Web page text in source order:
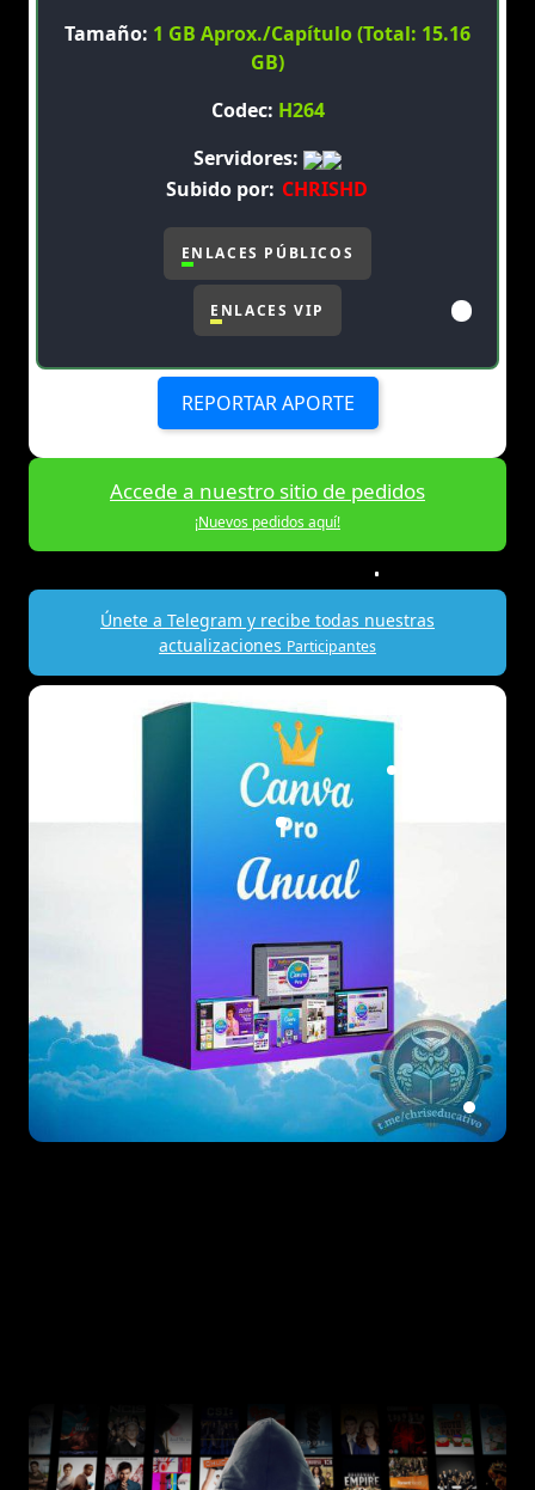
Tamaño: 1 GB Aprox./Capítulo (Total: 15.16
GB)
Codec: H264
Servidores:
Subido por: CHRISHD
ENLACES PÚBLICOS
ENLACES VIP
REPORTAR APORTE
Accede a nuestro sitio de pedidos
¡Nuevos pedidos aquí!
Únete a Telegram y recibe todas nuestras
actualizaciones Participantes